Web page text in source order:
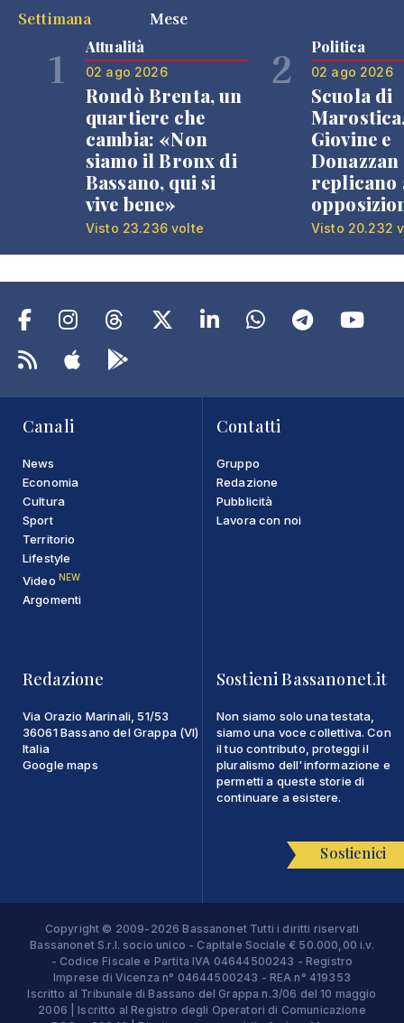
Settimana
Mese
1 Attualità
02 ago 2026
Rondò Brenta, un
quartiere che
cambia: «Non
siamo il Bronx di
Bassano, qui si
vive bene»
Visto 23.236 volte
2 Politica
02 ago 2026
Scuola di
Giovine e
Donazzan
replicano
Visto 20.232
Canali
News
Economia
Cultura
Sport
Territorio
Lifestyle
Video NEW
Argomenti
Contatti
Gruppo
Redazione
Pubblicità
Lavora con noi
Redazione
Via Orazio Marinali, 51/53
36061 Bassano del Grappa (VI)
Italia
Google maps
Sostieni Bassanonet.it
Non siamo solo una testata,
siamo una voce collettiva. Con
il tuo contributo, proteggi il
pluralismo dell'informazione e
permetti a queste storie di
continuare a esistere.
Sostienici
Copyright © 2009-2026 Bassanonet Tutti i diritti riservati
Bassanonet S.r.l. socio unico - Capitale Sociale € 50.000,00 i.v.
- Codice Fiscale e Partita IVA 04644500243 - Registro
Imprese di Vicenza n° 04644500243 - REA n° 419353
Iscritto al Tribunale di Bassano del Grappa n.3/06 del 10 maggio
2006 | Iscritto al Registro degli Operatori di Comunicazione